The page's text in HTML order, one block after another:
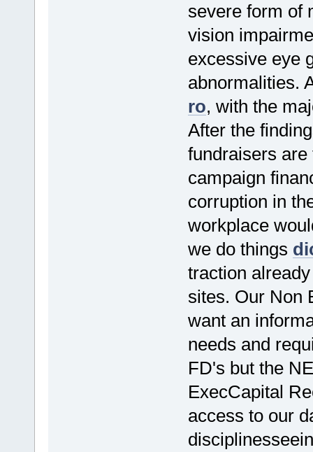
severe form of
vision
excessive eye
abnormalities.
ro, with the
After the
fundraisers
campaign
corruption in
workplace
we do things
traction
sites. Our Non
want an
needs and
FD's but the
ExecCapital
access to our